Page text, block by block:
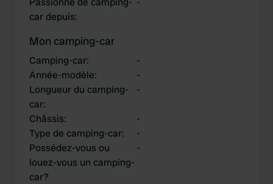
car depuis:
Mon camping-car
Camping-car:
-
Année-modèle:
-
Longueur du camping-
car:
-
Châssis:
-
Type de camping-car:
-
Possédez-vous ou
louez-vous un camping-
car?
-